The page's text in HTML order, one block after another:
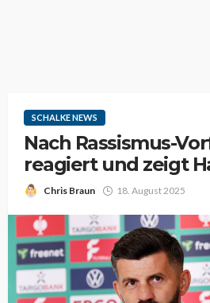
SCHALKE NEWS
Nach Rassismus-
reagiert und zeigt
Chris Braun 18. August 2025